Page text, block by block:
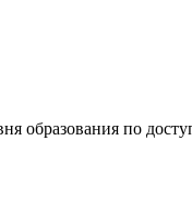
образования по